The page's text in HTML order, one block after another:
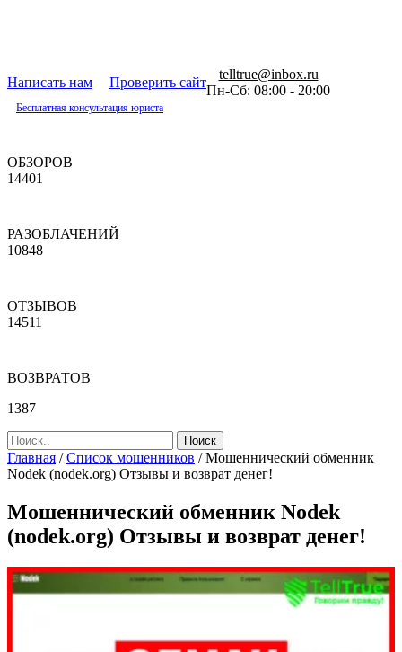
Написать нам Проверить сайт
telltrue@inbox.ru
Пн-Сб: 08:00 - 20:00
Бесплатная консультация юриста
ОБЗОРОВ
14401
РАЗОБЛАЧЕНИЙ
10848
ОТЗЫВОВ
14511
ВОЗВРАТОВ
1387
Главная /Список мошенников /Мошеннический обменник
Nodek (nodek.org) Отзывы и возврат денег!
Мошеннический обменник Nodek
(nodek.org) Отзывы и возврат денег!